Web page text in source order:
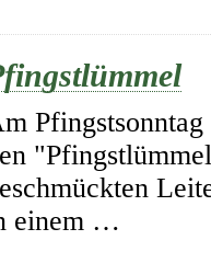
einem …